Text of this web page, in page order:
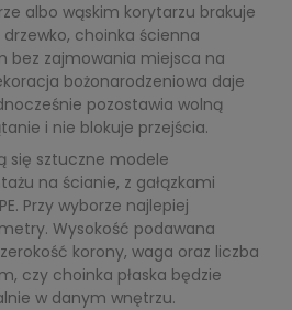
dostępności
albo wąskim korytarzu brakuje
choinka ścienna
bez zajmowania miejsca na
bożonarodzeniowa daje
pozostawia wolną
i nie blokuje przejścia.
się sztuczne modele
na ścianie, z gałązkami
Przy wyborze najlepiej
Wysokość podawana
korony, waga oraz liczba
czy choinka płaska będzie
w danym wnętrzu.